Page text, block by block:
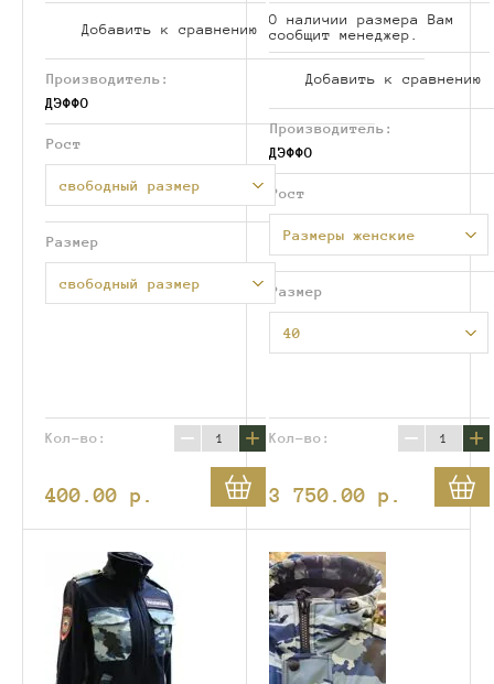
Добавить к сравнению
Производитель:
ДЭФФО
Рост
свободный размер
Размер
свободный размер
Кол-во: − +
400.00 p.
О наличии размера Вам
сообщит менеджер.
Добавить к сравнению
Производитель:
ДЭФФО
Рост
Размеры женские
Размер
40
Кол-во: − +
3 750.00 p.